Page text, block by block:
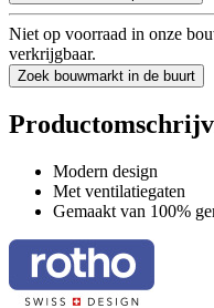
Niet op voorraad in onze
verkrijgbaar.
Zoek bouwmarkt in de buurt
Modern design
Met ventilatiegaten
Gemaakt van 100%